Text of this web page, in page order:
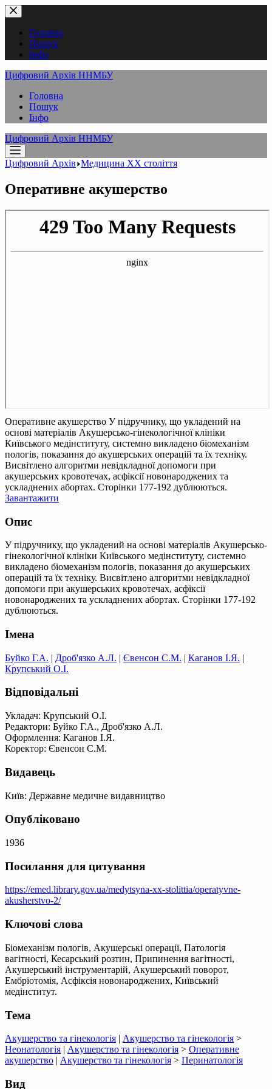
Перейти
до
вмістуГоловна
Пошук
Інфо
Цифровий Архів ННМБУ
Головна
Пошук
Інфо
Цифровий Архів ННМБУ
Цифровий Архів Медицина XX століття
Оперативне акушерство
Оперативне акушерство У підручнику, що укладений на
основі матеріалів Акушерсько-гінекологічної клініки
Київського медінституту, системно викладено біомеханізм
пологів, показання до акушерських операцій та їх техніку.
Висвітлено алгоритми невідкладної допомоги при
акушерських кровотечах, асфіксії новонароджених та
ускладнених абортах. Сторінки 177-192 дублюються.
Завантажити
Опис
У підручнику, що укладений на основі матеріалів Акушерсько-
гінекологічної клініки Київського медінституту, системно
викладено біомеханізм пологів, показання до акушерських
операцій та їх техніку. Висвітлено алгоритми невідкладної
допомоги при акушерських кровотечах, асфіксії
новонароджених та ускладнених абортах. Сторінки 177-192
дублюються.
Імена
Буйко Г.А. | Дроб'язко А.Л. | Євенсон С.М. | Каганов І.Я. |
Крупський О.І.
Відповідальні
Укладач: Крупський О.І.
Редактори: Буйко Г.А., Дроб'язко А.Л.
Оформлення: Каганов І.Я.
Коректор: Євенсон С.М.
Видавець
Київ: Державне медичне видавництво
Опубліковано
1936
Посилання для цитування
https://emed.library.gov.ua/medytsyna-xx-stolittia/operatyvne-
akusherstvo-2/
Ключові слова
Біомеханізм пологів, Акушерські операції, Патологія
вагітності, Кесарський розтин, Припинення вагітності,
Акушерський інструментарій, Акушерський поворот,
Ембріотомія, Асфіксія новонароджених, Київський
медінститут.
Тема
Акушерство та гінекологія | Акушерство та гінекологія >
Неонатологія | Акушерство та гінекологія > Оперативне
акушерство | Акушерство та гінекологія > Перинатологія
Вид